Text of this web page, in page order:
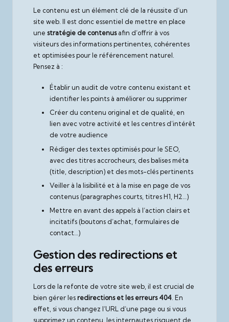
Le contenu est un élément clé de la réussite d’un
site web. Il est donc essentiel de mettre en place
une stratégie de contenusafin d’offrir à vos
visiteurs des informations pertinentes, cohérentes
et optimisées pour le référencement naturel.
Pensez à :
Établir un audit de votre contenu existant et
identifier les points à améliorer ou supprimer
Créer du contenu original et de qualité, en
lien avec votre activité et les centres d’intérêt
de votre audience
Rédiger des textes optimisés pour le SEO,
avec des titres accrocheurs, des balises méta
(title, description) et des mots-clés pertinents
Veiller à la lisibilité et à la mise en page de vos
contenus (paragraphes courts, titres H1, H2…)
Mettre en avant des appels à l’action clairs et
incitatifs (boutons d’achat, formulaires de
contact…)
Gestion des redirections et
des erreurs
Lors de la refonte de votre site web, il est crucial de
bien gérer lesredirections et les erreurs 404 . En
effet, si vous changez l’URL d’une page ou si vous
supprimez un contenu, les internautes risquent de